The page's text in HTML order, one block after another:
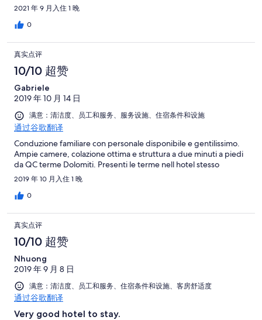
2021 年 9 月入住 1 晚
0
真实点评
10/10 超赞
Gabriele
2019 年 10 月 14 日
满意：清洁度、员工和服务、服务设施、住宿条件和设施
通过谷歌翻译
Conduzione familiare con personale disponibile e gentilissimo.
Ampie camere, colazione ottima e struttura a due minuti a piedi
da QC terme Dolomiti. Presenti le terme nell hotel stesso
2019 年 10 月入住 1 晚
0
真实点评
10/10 超赞
Nhuong
2019 年 9 月 8 日
满意：清洁度、员工和服务、住宿条件和设施、客房舒适度
通过谷歌翻译
Very good hotel to stay.